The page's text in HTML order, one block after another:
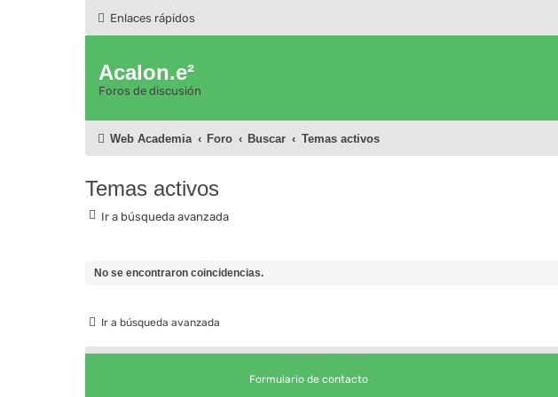
Enlaces rápidos
Acalon.e²
Foros de discusión
Web Academia Foro Buscar Temas activos
Temas activos
Ir a búsqueda avanzada
No se encontraron coincidencias.
Ir a búsqueda avanzada
Formulario de contacto